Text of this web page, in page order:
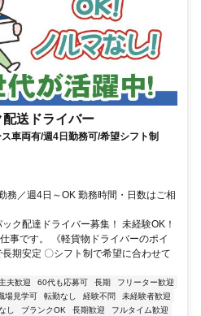
送ドライバー
車両有/週4日勤務可/希望シフト制
務／週4日～OK 勤務時間・日数はご相
ク配達ドライバー募集！ 未経験OK！
事です。 《軽貨物ドライバーのポイ
期安定 〇シフト制で希望に合わせて
夫歓迎 60代も応募可 長期
フリーター歓迎
場見学可 転勤なし 経験不問
未経験者歓迎
し ブランクOK 長期歓迎
フルタイム歓迎